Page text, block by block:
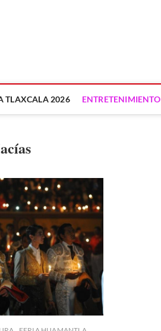
TLAXCALA 2026 ENTRETENIMIENTO